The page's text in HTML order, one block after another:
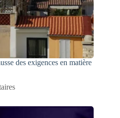
des exigences en matière